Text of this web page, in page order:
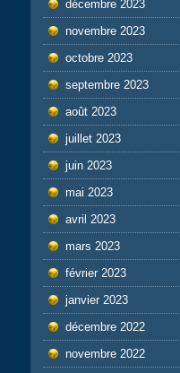
décembre 2023
novembre 2023
octobre 2023
septembre 2023
août 2023
juillet 2023
juin 2023
mai 2023
avril 2023
mars 2023
février 2023
janvier 2023
décembre 2022
novembre 2022